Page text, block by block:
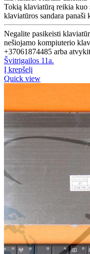
Tokią klaviatūrą reikia
klaviatūros sandara
Negalite pasikeisti
nešiojamo kompiuterio
+37061874485 arba
Švitrigailos 11a.
Į krepšelį
Quick view